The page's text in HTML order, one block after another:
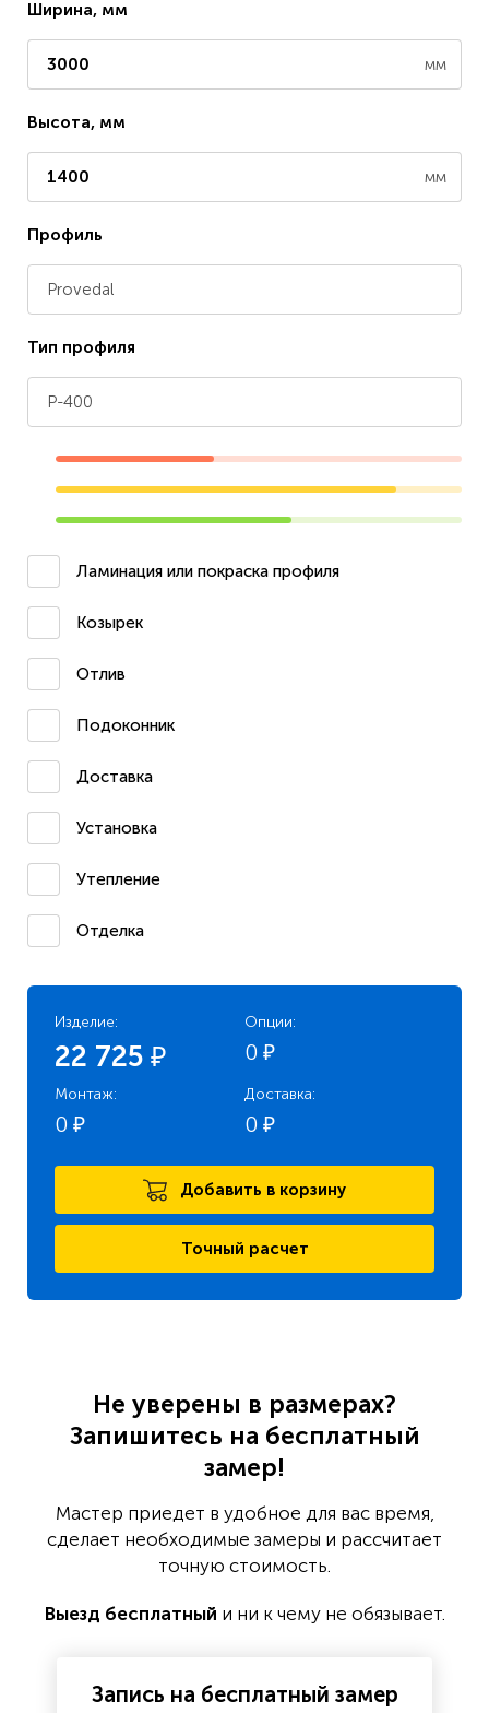
Ширина, мм
мм
Высота, мм
мм
Профиль
Provedal
Тип профиля
P-400
Ламинация или покраска профиля
Козырек
Отлив
Подоконник
Доставка
Установка
Утепление
Отделка
Изделие:
22 725 ₽
Опции:
0 ₽
Монтаж:
0 ₽
Доставка:
0 ₽
Добавить в корзину
Точный расчет
Не уверены в размерах?
Запишитесь на бесплатный
замер!
Мастер приедет в удобное для вас время,
сделает необходимые замеры и рассчитает
точную стоимость.
Выезд бесплатный и ни к чему не обязывает.
Запись на бесплатный замер